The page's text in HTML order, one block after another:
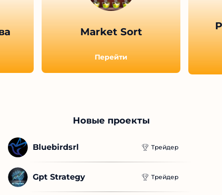
Market Sort
Перейти
Новые проекты
Bluebirdsrl Трейдер
Gpt Strategy Трейдер